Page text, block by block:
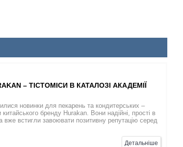
– ТІСТОМІСИ В КАТАЛОЗІ АКАДЕМІЇ
новинки для пекарень та кондитерських –
китайського бренду Hurakan. Вони надійні, прості в
вже встигли завоювати позитивну репутацію серед
Детальніше